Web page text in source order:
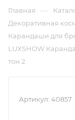
Главная —
Декоративная
Карандаши для
LUXSHOW
тон 2
Артикул: 40857